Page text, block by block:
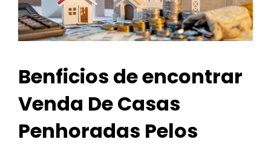
Benficios de encontrar
Venda De Casas
Penhoradas Pelos